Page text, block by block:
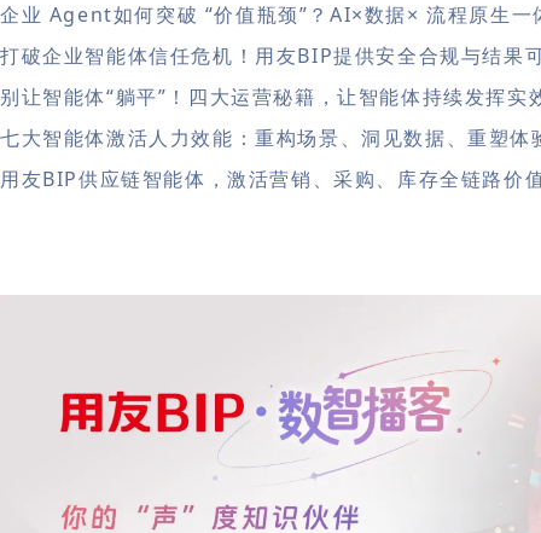
企业 Agent如何突破 “价值瓶颈”？AI×数据× 流程原生一
打破企业智能体信任危机！用友BIP提供安全合规与结果
别让智能体“躺平”！四大运营秘籍，让智能体持续发挥实
七大智能体激活人力效能：重构场景、洞见数据、重塑体
用友BIP供应链智能体，激活营销、采购、库存全链路价